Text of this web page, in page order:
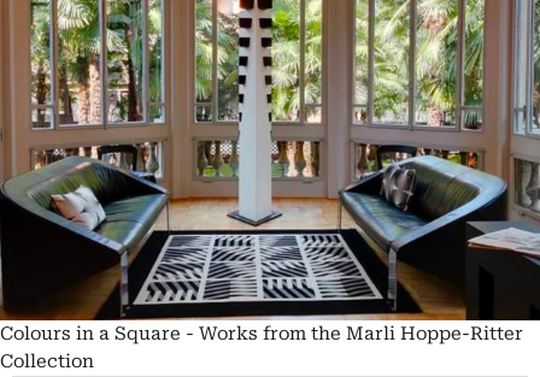
Colours in a Square - Works from the Marli Hoppe-Ritter
Collection